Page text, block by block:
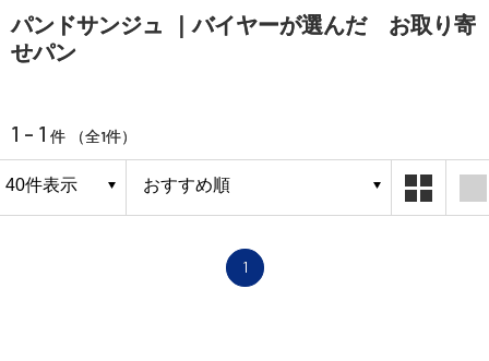
パンドサンジュ ｜バイヤーが選んだ お取り寄
せパン
1 - 1 件 （全1件）
1